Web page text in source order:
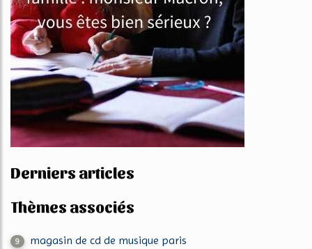
Derniers articles
Thèmes associés
9 magasin de cd de musique paris